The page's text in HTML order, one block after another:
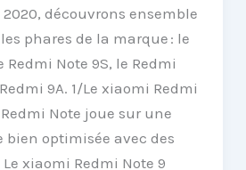
2020, découvrons ensemble
phares de la marque : le
Redmi Note 9S, le Redmi
9A. 1/Le xiaomi Redmi
Note joue sur une
optimisée avec des
xiaomi Redmi Note 9